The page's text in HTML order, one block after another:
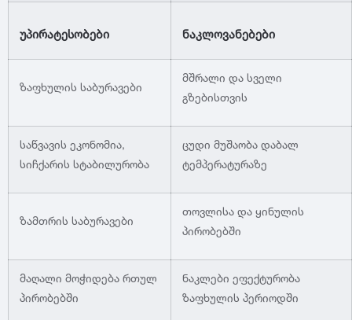
1991
უპირატესობები ნაკლოვანებები
ზაფხულის საბურავები
მშრალი და სველი
გზებისთვის
საწვავის ეკონომია,
სიჩქარის სტაბილურობა
ცუდი მუშაობა დაბალ
ტემპერატურაზე
ზამთრის საბურავები
თოვლისა და ყინულის
პირობებში
მაღალი მოჭიდება რთულ
პირობებში
ნაკლები ეფექტურობა
ზაფხულის პერიოდში